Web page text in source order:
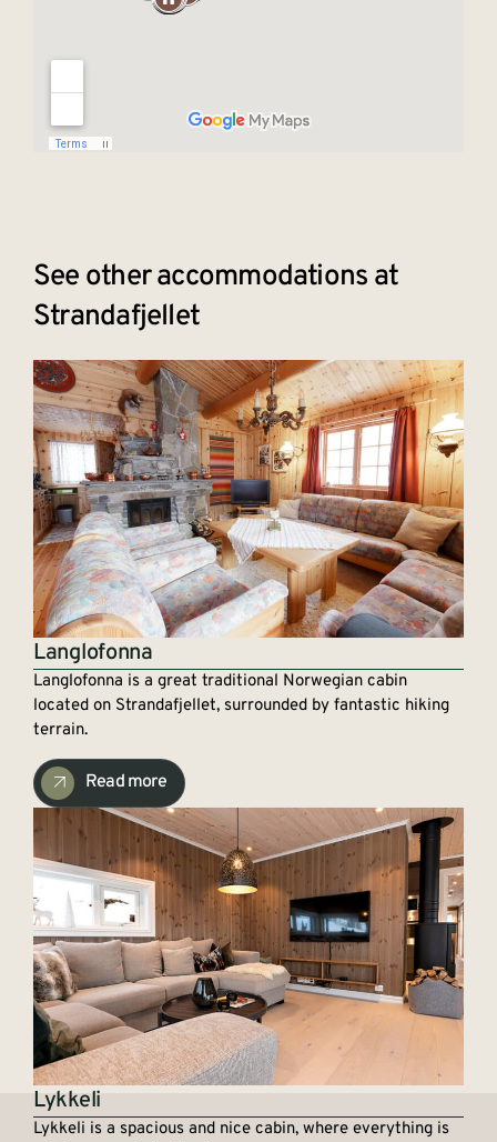
See other accommodations at
Strandafjellet
Langlofonna
Langlofonna is a great traditional Norwegian cabin
located on Strandafjellet, surrounded by fantastic hiking
terrain.
Read more
Lykkeli
Lykkeli is a spacious and nice cabin, where everything is